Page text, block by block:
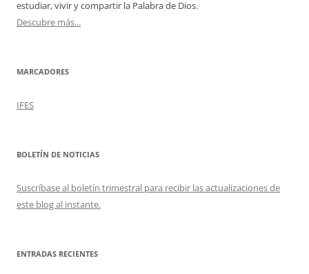
estudiar, vivir y compartir la Palabra de Dios.
Descubre más...
MARCADORES
IFES
BOLETÍN DE NOTICIAS
Suscríbase al boletín trimestral para recibir las actualizaciones de
este blog al instante.
ENTRADAS RECIENTES